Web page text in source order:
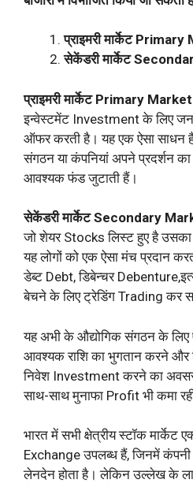
प्राइमरी मार्केट
सेकेंडरी मार्केट
प्राइमरी मार्केट Primary Market
इन्वेस्टमेंट Investment के लिए
ऑफर करती है। यह एक ऐसा साधन है
संगठन या कंपनियां अपने प्रदर्शन
आवश्यक फंड जुटाती हैं।
सेकेंडरी मार्केट Secondary
जो शेयर Stocks लिस्ट हुए है उसका
यह लोगों को एक ऐसा मंच प्रदान
डेब्ट Debt, डिबेन्चर
बेचने के लिए ट्रेडिंग Trading कर
यह अभी के औद्योगिक संगठन के लिए
आवश्यक राशि का भुगतान करने और
निवेश Investment करने का
साथ-साथ मुनाफा Profit भी कमा
भारत में सभी क्षेत्रीय स्टॉक
Exchange उपलब्ध हैं, जिनमें कंपनी
लेनदेन होता है। लेकिन उल्लेख के